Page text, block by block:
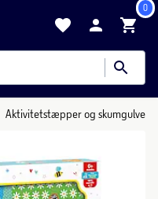
0
Aktivitetstæpper og skumgulve